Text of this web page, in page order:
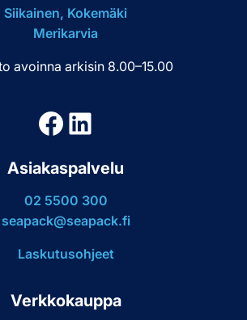
Siikainen, Kokemäki
Merikarvia
avoinna arkisin 8.00–15.00
Facebook
LinkedIn
Asiakaspalvelu
02 5500 300
seapack@seapack.fi
Laskutusohjeet
Verkkokauppa